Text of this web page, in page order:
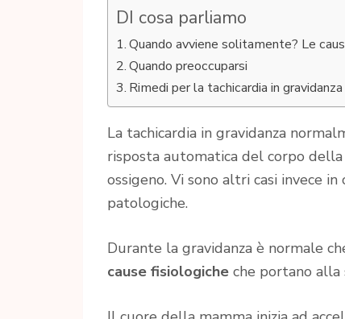
DI cosa parliamo
Quando avviene solitamente? Le
Quando preoccuparsi
Rimedi per la tachicardia in gravidanza
La tachicardia in gravidanza
risposta automatica del corpo
ossigeno. Vi sono altri casi invece
patologiche.
Durante la gravidanza è normale
cause fisiologiche che portano alla